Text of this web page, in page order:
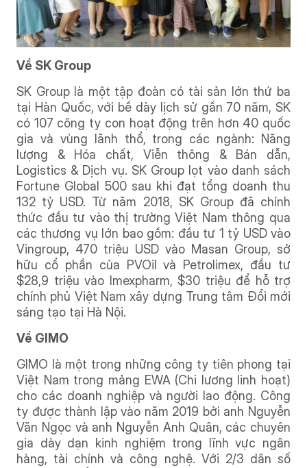
Về SK Group
SK Group là một tập đoàn có tài sản lớn thứ ba
tại Hàn Quốc, với bề dày lịch sử gần 70 năm, SK
có 107 công ty con hoạt động trên hơn 40 quốc
gia và vùng lãnh thổ, trong các ngành: Năng
lượng & Hóa chất, Viễn thông & Bán dẫn,
Logistics & Dịch vụ. SK Group lọt vào danh sách
Fortune Global 500 sau khi đạt tổng doanh thu
132 tỷ USD. Từ năm 2018, SK Group đã chính
thức đầu tư vào thị trường Việt Nam thông qua
các thương vụ lớn bao gồm: đầu tư 1 tỷ USD vào
Vingroup, 470 triệu USD vào Masan Group, sở
hữu cổ phần của PVOil và Petrolimex, đầu tư
$28,9 triệu vào Imexpharm, $30 triệu để hỗ trợ
chính phủ Việt Nam xây dựng Trung tâm Đổi mới
sáng tạo tại Hà Nội.
Về GIMO
GIMO là một trong những công ty tiên phong tại
Việt Nam trong mảng EWA (Chi lương linh hoạt)
cho các doanh nghiệp và người lao động. Công
ty được thành lập vào năm 2019 bởi anh Nguyễn
Văn Ngọc và anh Nguyễn Anh Quân, các chuyên
gia dày dạn kinh nghiệm trong lĩnh vực ngân
hàng, tài chính và công nghệ. Với 2/3 dân số